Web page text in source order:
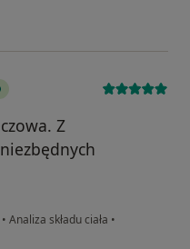
Z
• Analiza składu ciała •